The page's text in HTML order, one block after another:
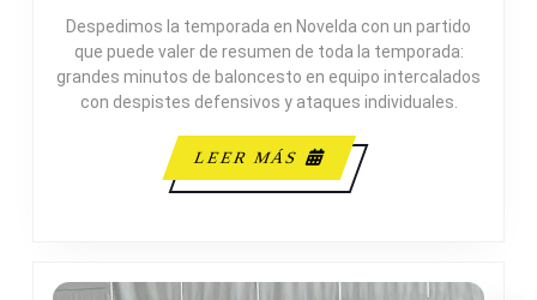
65-
52
ALEVÍN
Despedimos la temporada en Novelda con un partido
que puede valer de resumen de toda la temporada:
grandes minutos de baloncesto en equipo intercalados
con despistes defensivos y ataques individuales.
LEER MÁS
LEER
MÁS